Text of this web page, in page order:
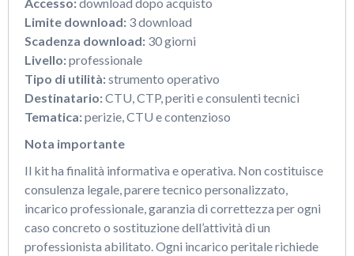
Limite download: 3 download
Scadenza download: 30 giorni
Livello:professionale
Tipo di utilità:strumento operativo
Destinatario:CTU, CTP, periti e consulenti tecnici
Tematica:perizie, CTU e contenzioso
Nota importante
Il kit ha finalità informativa e operativa. Non costituisce
consulenza legale, parere tecnico personalizzato,
incarico professionale, garanzia di correttezza per ogni
caso concreto o sostituzione dell’attività di un
professionista abilitato. Ogni incarico peritale richiede